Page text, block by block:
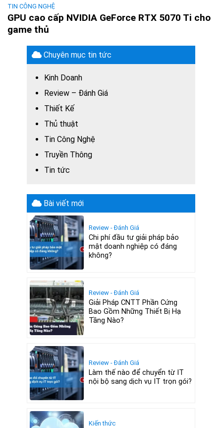
TIN CÔNG NGHỆ
GPU cao cấp NVIDIA GeForce RTX 5070 Ti cho
game thủ
Chuyên mục tin tức
Kinh Doanh
Review – Đánh Giá
Thiết Kế
Thủ thuật
Tin Công Nghệ
Truyền Thông
Tin tức
Bài viết mới
Review - Đánh Giá
Chi phí đầu tư giải pháp bảo
mật doanh nghiệp có đáng
không?
Review - Đánh Giá
Giải Pháp CNTT Phần Cứng
Bao Gồm Những Thiết Bị Hạ
Tầng Nào?
Review - Đánh Giá
Làm thế nào để chuyển từ IT
nội bộ sang dịch vụ IT trọn gói?
Kiến thức